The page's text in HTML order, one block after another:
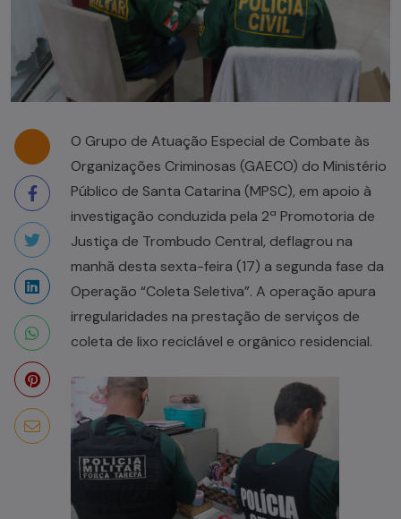
O Grupo de Atuação Especial de Combate às
Organizações Criminosas (GAECO) do Ministério
Público de Santa Catarina (MPSC), em apoio à
investigação conduzida pela 2ª Promotoria de
Justiça de Trombudo Central, deflagrou na
manhã desta sexta-feira (17) a segunda fase da
Operação “Coleta Seletiva”. A operação apura
irregularidades na prestação de serviços de
coleta de lixo reciclável e orgânico residencial.